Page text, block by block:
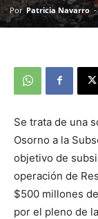
Por Patricia Navarro -
Se trata de una
Osorno a la
objetivo de
operación de
$500 millones
por el pleno de